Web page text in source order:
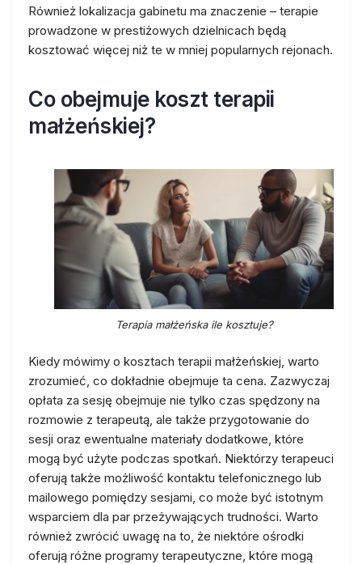
Również lokalizacja gabinetu ma znaczenie – terapie
prowadzone w prestiżowych dzielnicach będą
kosztować więcej niż te w mniej popularnych rejonach.
Co obejmuje koszt terapii
małżeńskiej?
Terapia małżeńska ile kosztuje?
Kiedy mówimy o kosztach terapii małżeńskiej, warto
zrozumieć, co dokładnie obejmuje ta cena. Zazwyczaj
opłata za sesję obejmuje nie tylko czas spędzony na
rozmowie z terapeutą, ale także przygotowanie do
sesji oraz ewentualne materiały dodatkowe, które
mogą być użyte podczas spotkań. Niektórzy terapeuci
oferują także możliwość kontaktu telefonicznego lub
mailowego pomiędzy sesjami, co może być istotnym
wsparciem dla par przeżywających trudności. Warto
również zwrócić uwagę na to, że niektóre ośrodki
oferują różne programy terapeutyczne, które mogą